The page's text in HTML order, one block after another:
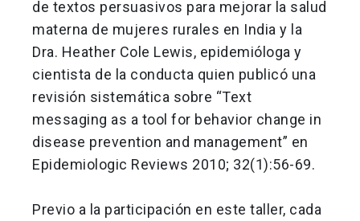
de textos persuasivos para mejorar la salud
materna de mujeres rurales en India y la
Dra. Heather Cole Lewis, epidemióloga y
cientista de la conducta quien publicó una
revisión sistemática sobre “Text
messaging as a tool for behavior change in
disease prevention and management” en
Epidemiologic Reviews 2010; 32(1):56-69.
Previo a la participación en este taller, cada